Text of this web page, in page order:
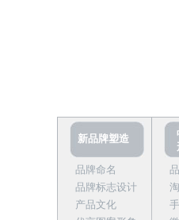
新品牌塑造
品牌命名
品牌标志设计
产品文化